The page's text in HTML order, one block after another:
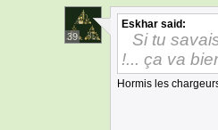
39
Eskhar said:
Si tu
!... ça va
Hormis les